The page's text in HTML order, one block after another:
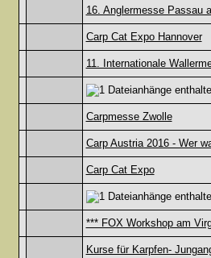
16. Anglermesse Passau
Carp Cat Expo Hannover
11. Internationale
Carpmesse Zwolle
Carp Austria 2016 - Wer
Carp Cat Expo
*** FOX Workshop am
Kurse für Karpfen-